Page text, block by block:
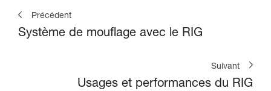
Précédent
Système de mouflage avec le RIG
Suivant
Usages et performances du RIG